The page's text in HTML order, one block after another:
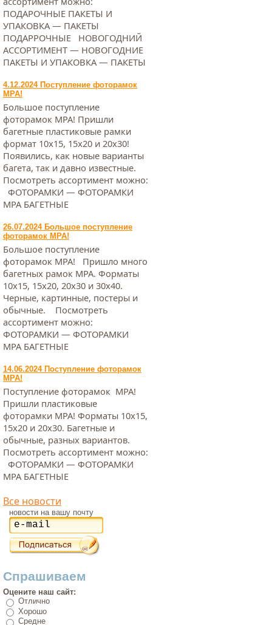
ПОДАРОЧНЫЕ ПАКЕТЫ И
УПАКОВКА — ПАКЕТЫ
ПОДАРРОЧНЫЕ НОВОГОДНИЙ
АССОРТИМЕНТ — НОВОГОДНИЕ
ПАКЕТЫ И УПАКОВКА — ПАКЕТЫ
4.12.2024 Поступление фоторамок
МРА!
Большое поступление
фоторамок МРА! Пришли
багетные пластиковые рамки
формат 10х15, 15х20 и 20х30!
Появились, как новые варианты
багета, так и давно известные.
Посмотреть ассортимент можно:
ФОТОРАМКИ — ФОТОРАМКИ
МРА БАГЕТНЫЕ
26.07.2024 Большое поступление
фоторамок МРА!
Большое поступление
фоторамок МРА! Пришло много
багетных рамок МРА. Форматы
10х15, 15х20, 20х30 и 30х40.
Черные, картинные, постеры и
обычные. Посмотреть
ассортимент можно:
ФОТОРАМКИ — ФОТОРАМКИ
МРА БАГЕТНЫЕ
14.06.2024 Поступление фоторамок
МРА!
Поступление фоторамок МРА!
Пришли пластиковые
фоторамки МРА! Форматы 10х15,
15х20 и 20х30. Багетные и
обычные, разных вариантов.
Посмотреть ассортимент можно:
ФОТОРАМКИ — ФОТОРАМКИ
МРА БАГЕТНЫЕ
Все новости
новости на вашу почту
Спрашиваем
Оцените наш сайт:
Отлично
Хорошо
Средне